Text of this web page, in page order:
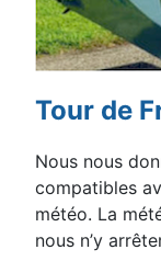
Tour de
Nous nous
compatibles
météo. La
nous n’y